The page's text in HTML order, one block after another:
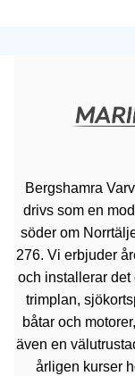
Bergshamra
drivs som en
söder om
276. Vi erbjuder
och installerar det
trimplan,
båtar och
även en
årligen kurser